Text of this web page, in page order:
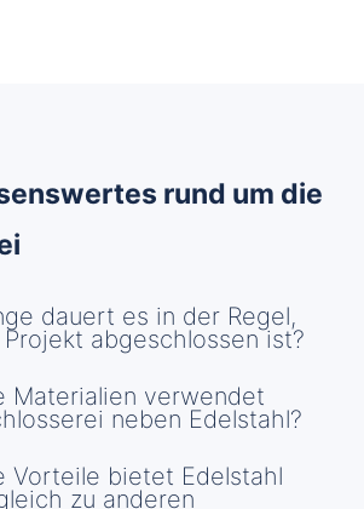
rund um die
dauert es in der Regel,
abgeschlossen ist?
Materialien verwendet
neben Edelstahl?
Vorteile bietet Edelstahl
zu anderen